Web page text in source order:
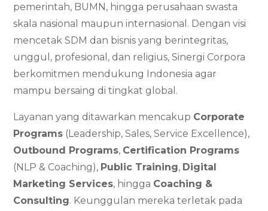
pemerintah, BUMN, hingga perusahaan swasta
skala nasional maupun internasional. Dengan visi
mencetak SDM dan bisnis yang berintegritas,
unggul, profesional, dan religius, Sinergi Corpora
berkomitmen mendukung Indonesia agar
mampu bersaing di tingkat global.
Layanan yang ditawarkan mencakup Corporate
Programs (Leadership, Sales, Service Excellence),
Outbound Programs, Certification Programs
(NLP & Coaching), Public Training, Digital
Marketing Services, hingga Coaching &
Consulting. Keunggulan mereka terletak pada